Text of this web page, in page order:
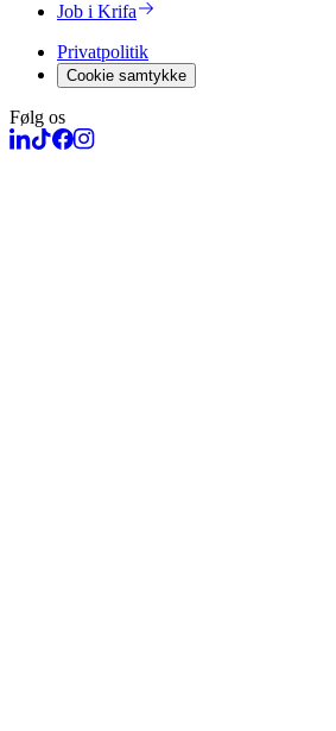
Job i Krifa
Privatpolitik
Cookie samtykke
Følg os